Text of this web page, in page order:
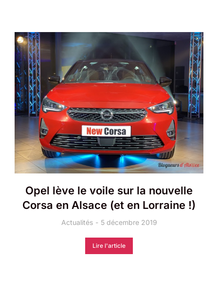
Opel lève le voile sur la nouvelle
Corsa en Alsace (et en Lorraine !)
Actualités 5 décembre 2019
Lire l'article